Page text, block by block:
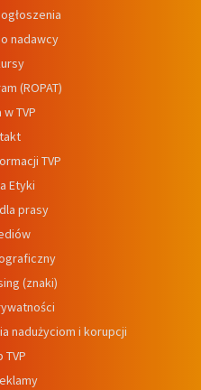
nadawcy
(ROPAT)
TVP
TVP
Etyki
prasy
(znaki)
nadużyciom i korupcji
TVP